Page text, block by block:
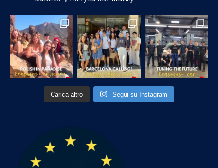
Carica altro Segui su Instagram